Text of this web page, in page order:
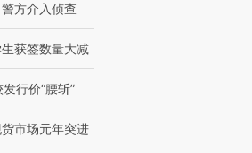
方介入侦查
获签数量大减
行价“腰斩”
货市场元年突进